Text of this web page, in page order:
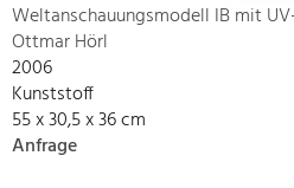
Weltanschauungsmodell IB mit
Ottmar Hörl
2006
Kunststoff
55 x 30,5 x 36 cm
Anfrage